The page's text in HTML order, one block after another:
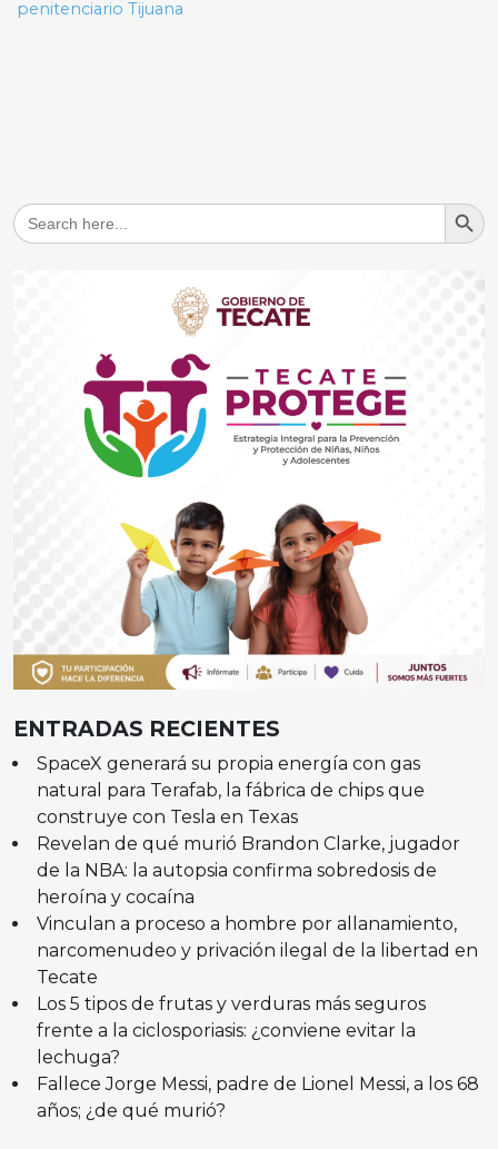
penitenciario Tijuana
Search
for:
Search
ENTRADAS RECIENTES
SpaceX generará su propia energía con gas
natural para Terafab, la fábrica de chips que
construye con Tesla en Texas
Revelan de qué murió Brandon Clarke, jugador
de la NBA: la autopsia confirma sobredosis de
heroína y cocaína
Vinculan a proceso a hombre por allanamiento,
narcomenudeo y privación ilegal de la libertad en
Tecate
Los 5 tipos de frutas y verduras más seguros
frente a la ciclosporiasis: ¿conviene evitar la
lechuga?
Fallece Jorge Messi, padre de Lionel Messi, a los 68
años; ¿de qué murió?